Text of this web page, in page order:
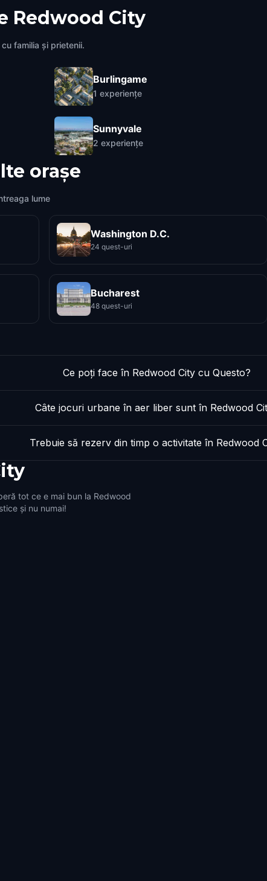
Redwood City
familia și prietenii.
Burlingame
1 experiențe
Sunnyvale
2 experiențe
orașe
lume
Washington D.C.
24 quest-uri
Bucharest
48 quest-uri
Ce poți face în Redwood City cu Questo?
Câte jocuri urbane în aer liber sunt în Redwood
Trebuie să rezerv din timp o activitate în Redwood
tot ce e mai bun la Redwood
și nu numai!